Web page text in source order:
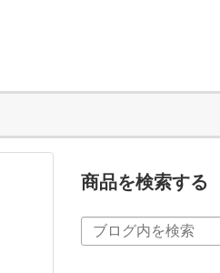
商品を検索する